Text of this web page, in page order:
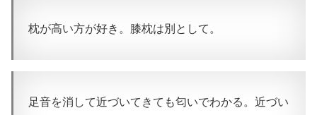
枕が高い方が好き。膝枕は別として。
足音を消して近づいてきても匂いでわかる。近づい